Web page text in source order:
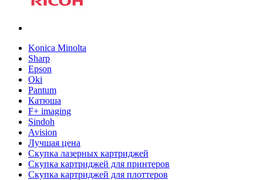
Konica Minolta
Sharp
Epson
Oki
Pantum
Катюша
F+ imaging
Sindoh
Avision
Лучшая цена
Скупка лазерных картриджей
Скупка картриджей для принтеров
Скупка картриджей для плоттеров